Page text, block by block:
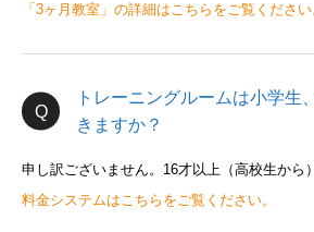
「3ヶ月教室」の詳細はこちらをご覧ください
トレーニングルームは小学生
きますか？
申し訳ございません。16才以上（高校生から
料金システムはこちらをご覧ください。